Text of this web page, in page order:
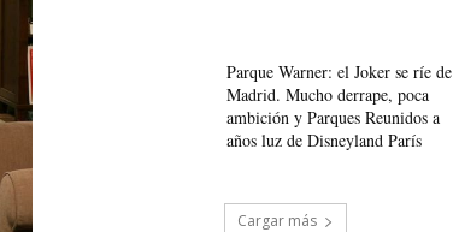
Parque Warner: el Joker se ríe de
Madrid. Mucho derrape, poca
ambición y Parques Reunidos a
años luz de Disneyland París
Cargar más